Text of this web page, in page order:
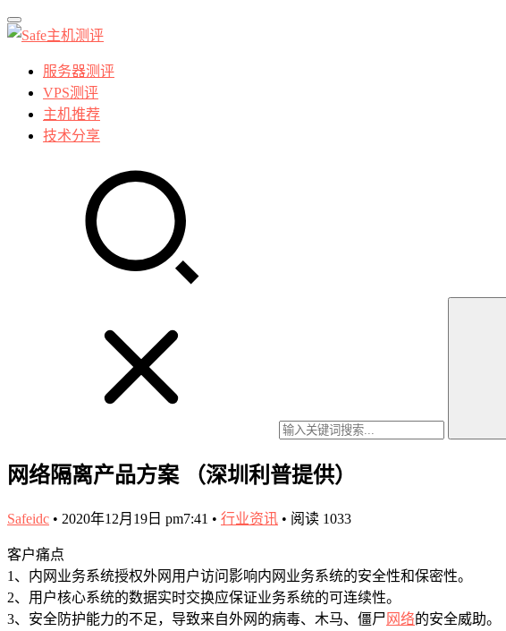
服务器测评
VPS测评
主机推荐
技术分享
网络隔离产品方案 （深圳利普提供）
Safeidc • 2020年12月19日 pm7:41 • 行业资讯 • 阅读 1033
客户痛点
1、内网业务系统授权外网用户访问影响内网业务系统的安全性和保密性。
2、用户核心系统的数据实时交换应保证业务系统的可连续性。
3、安全防护能力的不足，导致来自外网的病毒、木马、僵尸 网络的安全威助。